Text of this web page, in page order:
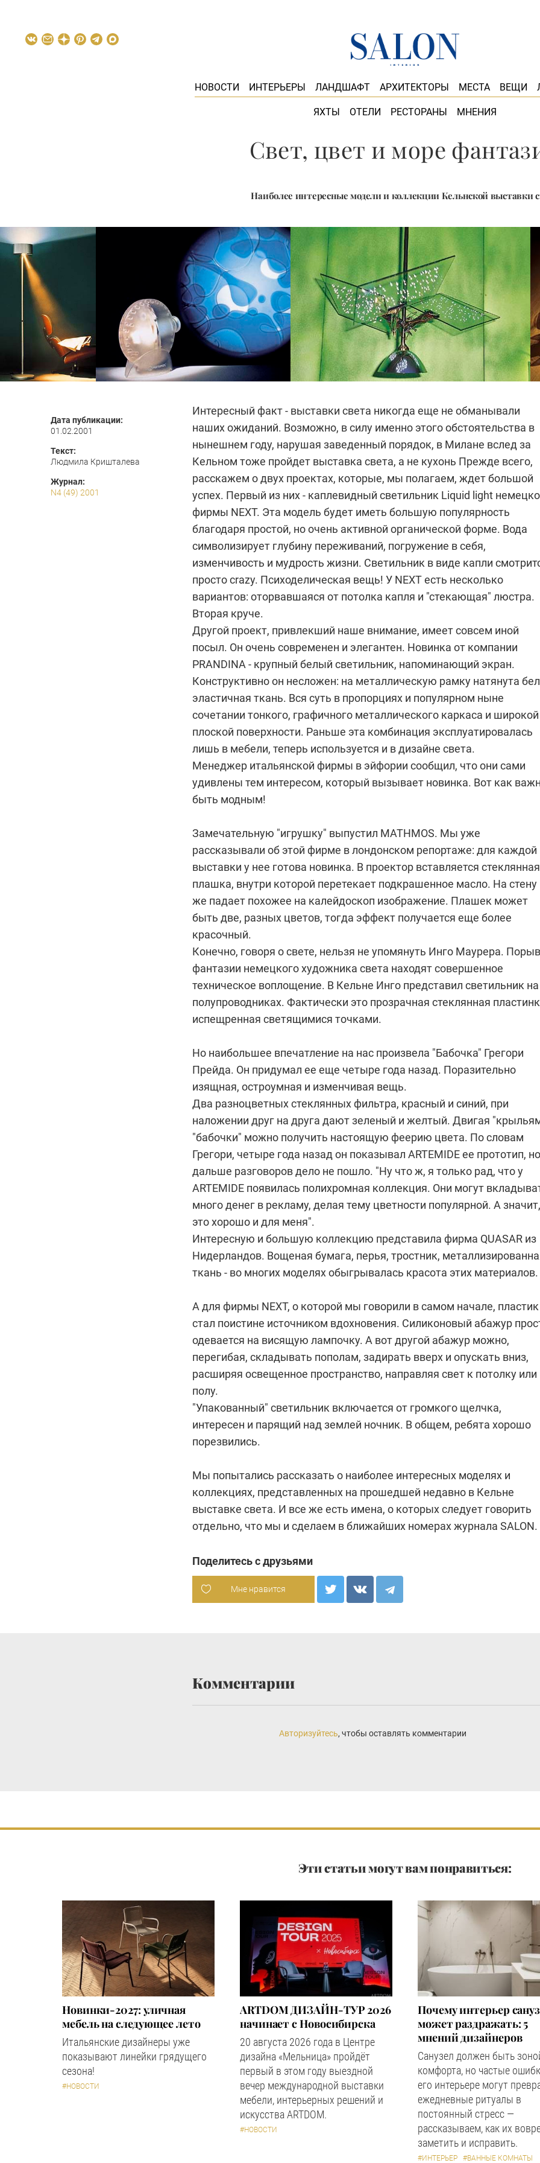
НОВОСТИ ИНТЕРЬЕРЫ ЛАНДШАФТ АРХИТЕКТОРЫ МЕСТА ВЕЩИ
ЯХТЫ ОТЕЛИ РЕСТОРАНЫ МНЕНИЯ
Свет, цвет и море
Наиболее интересные модели и коллекции Кельнской выставки
Дата публикации:
01.02.2001
Текст:
Людмила Кришталева
Журнал:
N4 (49) 2001
Интересный факт - выставки света никогда еще не обманывали
наших ожиданий. Возможно, в силу именно этого обстоятельства в
нынешнем году, нарушая заведенный порядок, в Милане вслед за
Кельном тоже пройдет выставка света, а не кухонь Прежде всего,
расскажем о двух проектах, которые, мы полагаем, ждет большой
успех. Первый из них - каплевидный светильник Liquid light
фирмы NEXT. Эта модель будет иметь большую популярность
благодаря простой, но очень активной органической форме. Вода
символизирует глубину переживаний, погружение в себя,
изменчивость и мудрость жизни. Светильник в виде капли
просто crazy. Психоделическая вещь! У NEXT есть несколько
вариантов: оторвавшаяся от потолка капля и "стекающая" люстра.
Вторая круче.
Другой проект, привлекший наше внимание, имеет совсем иной
посыл. Он очень современен и элегантен. Новинка от компании
PRANDINA - крупный белый светильник, напоминающий экран.
Конструктивно он несложен: на металлическую рамку натянута
эластичная ткань. Вся суть в пропорциях и популярном ныне
сочетании тонкого, графичного металлического каркаса и широкой
плоской поверхности. Раньше эта комбинация эксплуатировалась
лишь в мебели, теперь используется и в дизайне света.
Менеджер итальянской фирмы в эйфории сообщил, что они сами
удивлены тем интересом, который вызывает новинка. Вот как
быть модным!
Замечательную "игрушку" выпустил MATHMOS. Мы уже
рассказывали об этой фирме в лондонском репортаже: для каждой
выставки у нее готова новинка. В проектор вставляется стеклянная
плашка, внутри которой перетекает подкрашенное масло. На стену
же падает похожее на калейдоскоп изображение. Плашек может
быть две, разных цветов, тогда эффект получается еще более
красочный.
Конечно, говоря о свете, нельзя не упомянуть Инго Маурера.
фантазии немецкого художника света находят совершенное
техническое воплощение. В Кельне Инго представил светильник на
полупроводниках. Фактически это прозрачная стеклянная
испещренная светящимися точками.
Но наибольшее впечатление на нас произвела "Бабочка" Грегори
Прейда. Он придумал ее еще четыре года назад. Поразительно
изящная, остроумная и изменчивая вещь.
Два разноцветных стеклянных фильтра, красный и синий, при
наложении друг на друга дают зеленый и желтый. Двигая
"бабочки" можно получить настоящую феерию цвета. По словам
Грегори, четыре года назад он показывал ARTEMIDE ее прототип, но
дальше разговоров дело не пошло. "Ну что ж, я только рад, что у
ARTEMIDE появилась полихромная коллекция. Они могут
много денег в рекламу, делая тему цветности популярной. А значит,
это хорошо и для меня".
Интересную и большую коллекцию представила фирма QUASAR из
Нидерландов. Вощеная бумага, перья, тростник,
ткань - во многих моделях обыгрывалась красота этих материалов.
А для фирмы NEXT, о которой мы говорили в самом начале, пластик
стал поистине источником вдохновения. Силиконовый абажур
одевается на висящую лампочку. А вот другой абажур можно,
перегибая, складывать пополам, задирать вверх и опускать вниз,
расширяя освещенное пространство, направляя свет к потолку или
полу.
"Упакованный" светильник включается от громкого щелчка,
интересен и парящий над землей ночник. В общем, ребята хорошо
порезвились.
Мы попытались рассказать о наиболее интересных моделях и
коллекциях, представленных на прошедшей недавно в Кельне
выставке света. И все же есть имена, о которых следует говорить
отдельно, что мы и сделаем в ближайших номерах журнала SALON.
Поделитесь с друзьями
Мне нравится
Комментарии
Авторизуйтесь, чтобы оставлять комментарии
Эти статьи могут вам понравиться:
Новинки-2027: уличная
мебель на следующее лето
Итальянские дизайнеры уже
показывают линейки грядущего
сезона!
#НОВОСТИ
ARTDOM ДИЗАЙН-ТУР 2026
начинает с Новосибирска
20 августа 2026 года в Центре
дизайна «Мельница» пройдёт
первый в этом году выездной
вечер международной выставки
мебели, интерьерных решений и
искусства ARTDOM.
#НОВОСТИ
Почему интерьер
может раздражать: 5
мнений дизайнеров
Санузел должен быть
комфорта, но частые
его интерьере могут
ежедневные ритуалы в
постоянный стресс —
рассказываем, как их
заметить и исправить.
#ИНТЕРЬЕР #ВАННЫЕ КОМНАТЫ